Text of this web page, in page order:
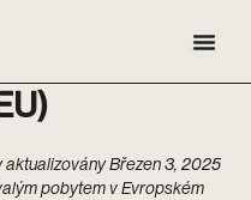
Březen 3, 2025
pobytem v Evropském
elementor
wordpress
google-
ostatní